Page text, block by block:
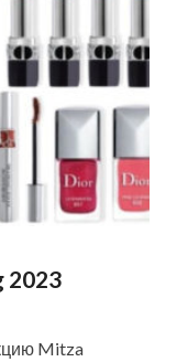
2023
Mitza